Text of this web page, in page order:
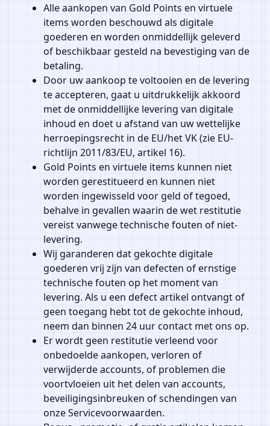
Alle aankopen van Gold Points en virtuele
items worden beschouwd als digitale
goederen en worden onmiddellijk geleverd
of beschikbaar gesteld na bevestiging van de
betaling.
Door uw aankoop te voltooien en de levering
te accepteren, gaat u uitdrukkelijk akkoord
met de onmiddellijke levering van digitale
inhoud en doet u afstand van uw wettelijke
herroepingsrecht in de EU/het VK (zie EU-
richtlijn 2011/83/EU, artikel 16).
Gold Points en virtuele items kunnen niet
worden gerestitueerd en kunnen niet
worden ingewisseld voor geld of tegoed,
behalve in gevallen waarin de wet restitutie
vereist vanwege technische fouten of niet-
levering.
Wij garanderen dat gekochte digitale
goederen vrij zijn van defecten of ernstige
technische fouten op het moment van
levering. Als u een defect artikel ontvangt of
geen toegang hebt tot de gekochte inhoud,
neem dan binnen 24 uur contact met ons op.
Er wordt geen restitutie verleend voor
onbedoelde aankopen, verloren of
verwijderde accounts, of problemen die
voortvloeien uit het delen van accounts,
beveiligingsinbreuken of schendingen van
onze Servicevoorwaarden.